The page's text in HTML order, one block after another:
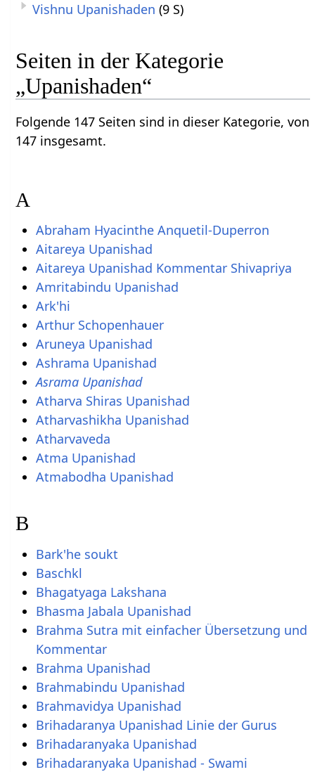
Vishnu Upanishaden (9 S)
Seiten in der Kategorie
„Upanishaden“
Folgende 147 Seiten sind in dieser Kategorie, von
147 insgesamt.
A
Abraham Hyacinthe Anquetil-Duperron
Aitareya Upanishad
Aitareya Upanishad Kommentar Shivapriya
Amritabindu Upanishad
Ark'hi
Arthur Schopenhauer
Aruneya Upanishad
Ashrama Upanishad
Asrama Upanishad
Atharva Shiras Upanishad
Atharvashikha Upanishad
Atharvaveda
Atma Upanishad
Atmabodha Upanishad
B
Bark'he soukt
Baschkl
Bhagatyaga Lakshana
Bhasma Jabala Upanishad
Brahma Sutra mit einfacher Übersetzung und
Kommentar
Brahma Upanishad
Brahmabindu Upanishad
Brahmavidya Upanishad
Brihadaranya Upanishad Linie der Gurus
Brihadaranyaka Upanishad
Brihadaranyaka Upanishad - Swami